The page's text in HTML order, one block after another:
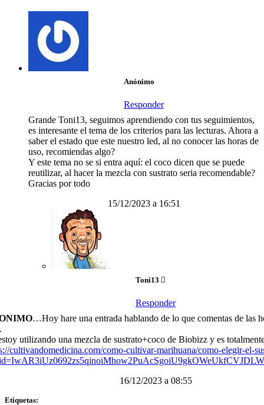
Anónimo
Responder
Grande Toni13, seguimos aprendiendo con tus seguimientos,
es interesante el tema de los criterios para las lecturas. Ahora a
saber el estado que este nuestro led, al no conocer las horas de
uso, recomiendas algo?
Y este tema no se si entra aquí: el coco dicen que se puede
reutilizar, al hacer la mezcla con sustrato seria recomendable?
Gracias por todo
15/12/2023 a 16:51
Toni13
Responder
…Hoy hare una entrada hablando de lo que comentas de las
utilizando una mezcla de sustrato+coco de Biobizz y es
cultivandomedicina.com/como-cultivar-marihuana/como-elegir-el-
16/12/2023 a 08:55
Etiquetas: